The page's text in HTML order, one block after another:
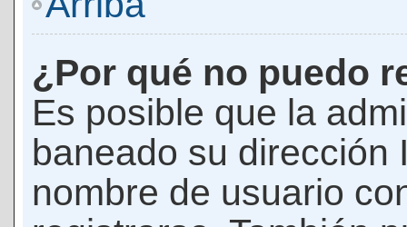
¿Por qué no puedo
Es posible que la
baneado su dirección
nombre de usuario